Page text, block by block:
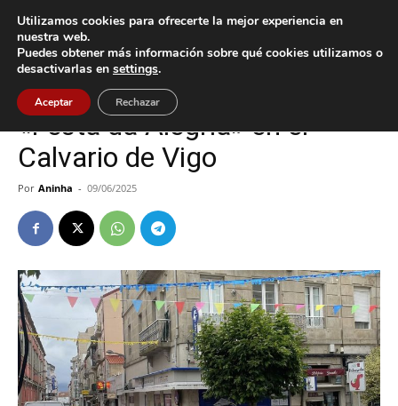
Inicio Cultura / Ocio
Cultura / Ocio Vigo
«Festa da Alegría» en el
Calvario de Vigo
Por Aninha - 09/06/2025
Utilizamos cookies para ofrecerte la mejor experiencia en
nuestra web.
Puedes obtener más información sobre qué cookies utilizamos o
desactivarlas en settings.
Aceptar Rechazar